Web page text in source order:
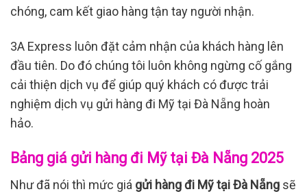
chóng, cam kết giao hàng tận tay người nhận.
3A Express luôn đặt cảm nhận của khách hàng lên
đầu tiên. Do đó chúng tôi luôn không ngừng cố gắng
cải thiện dịch vụ để giúp quý khách có được trải
nghiệm dịch vụ gửi hàng đi Mỹ tại Đà Nẵng hoàn
hảo.
Bảng giá gửi hàng đi Mỹ tại Đà Nẵng 2025
Như đã nói thì mức giá gửi hàng đi Mỹ tại Đà Nẵng sẽ